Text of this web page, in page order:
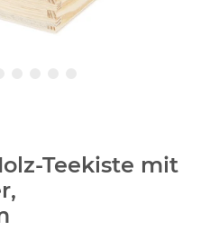
Teekiste mit